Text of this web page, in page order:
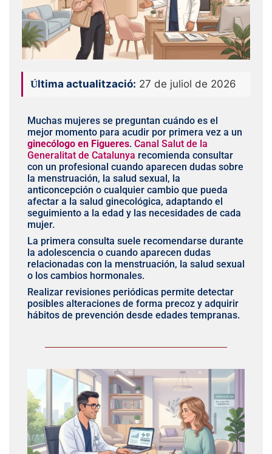
Última actualització: 27 de juliol de 2026
Muchas mujeres se preguntan cuándo es el
mejor momento para acudir por primera vez a un
ginecólogo en Figueres. Canal Salut de la
Generalitat de Catalunya recomienda consultar
con un profesional cuando aparecen dudas sobre
la menstruación, la salud sexual, la
anticoncepción o cualquier cambio que pueda
afectar a la salud ginecológica, adaptando el
seguimiento a la edad y las necesidades de cada
mujer.
La primera consulta suele recomendarse durante
la adolescencia o cuando aparecen dudas
relacionadas con la menstruación, la salud sexual
o los cambios hormonales.
Realizar revisiones periódicas permite detectar
posibles alteraciones de forma precoz y adquirir
hábitos de prevención desde edades tempranas.